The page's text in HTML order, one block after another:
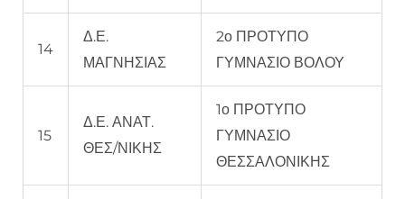
14
Δ.Ε.
ΜΑΓΝΗΣΙΑΣ
2ο ΠΡΟΤΥΠΟ
ΓΥΜΝΑΣΙΟ ΒΟΛΟΥ
15
Δ.Ε. ΑΝΑΤ.
ΘΕΣ/ΝΙΚΗΣ
1ο ΠΡΟΤΥΠΟ
ΓΥΜΝΑΣΙΟ
ΘΕΣΣΑΛΟΝΙΚΗΣ